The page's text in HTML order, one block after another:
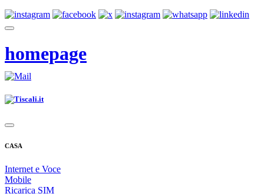
homepage
CASA
Internet e Voce
Mobile
Ricarica SIM